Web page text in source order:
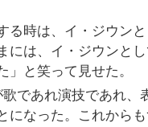
る時は、イ・ジウンと
には、イ・ジウンと
と笑って見せた。
であれ演技であれ、
になった。これからも